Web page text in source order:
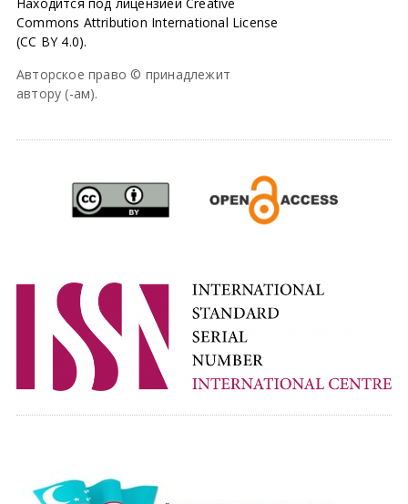
Commons Attribution International License
(CC BY 4.0).
Авторское право © принадлежит
автору (-ам).